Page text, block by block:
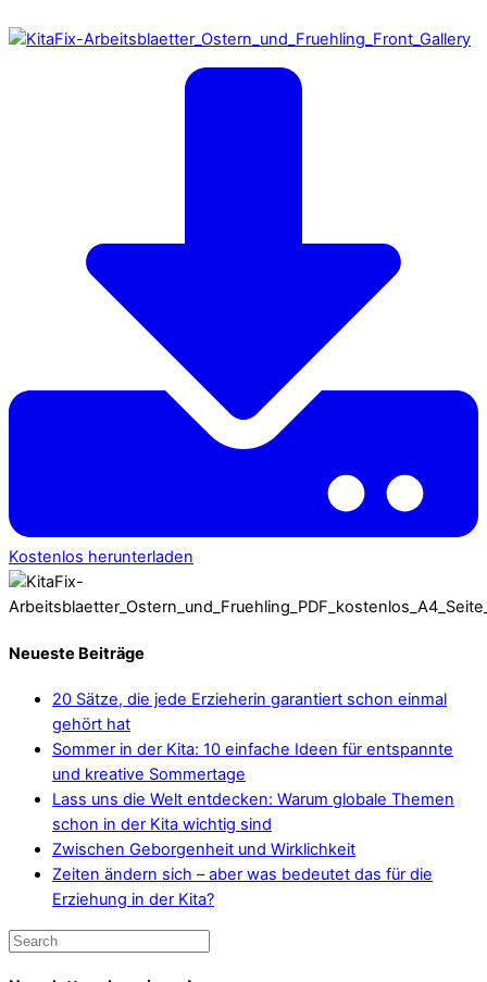
Kostenlos herunterladen
Neueste Beiträge
20 Sätze, die jede Erzieherin garantiert schon einmal
gehört hat
Sommer in der Kita: 10 einfache Ideen für entspannte
und kreative Sommertage
Lass uns die Welt entdecken: Warum globale Themen
schon in der Kita wichtig sind
Zwischen Geborgenheit und Wirklichkeit
Zeiten ändern sich – aber was bedeutet das für die
Erziehung in der Kita?